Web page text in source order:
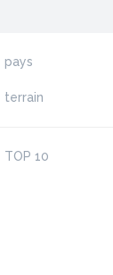
pays
terrain
TOP 10